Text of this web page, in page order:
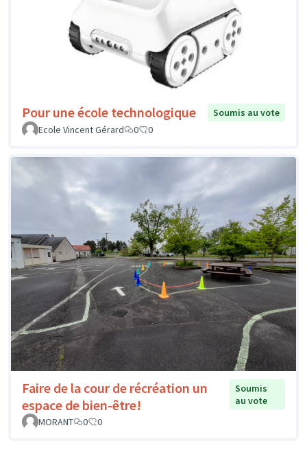
Pour une école technologique
Soumis au vote
Ecole Vincent Gérard
0 0
Faire de la cour de récréation un
espace de bien-être!
Soumis
au vote
MORANT
0 0